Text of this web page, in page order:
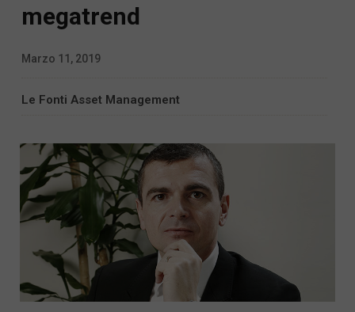
megatrend
Marzo 11, 2019
Le Fonti Asset Management